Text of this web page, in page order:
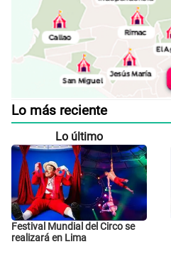
Lo más reciente
Lo último
Festival Mundial del Circo se
realizará en Lima